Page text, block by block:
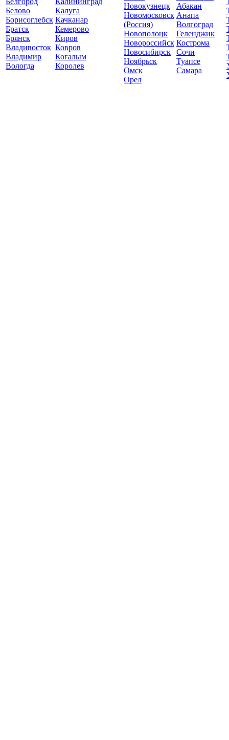
Белово
Борисоглебск
Братск
Брянск
Владивосток
Владимир
Вологда
Калуга
Качканар
Кемерово
Киров
Ковров
Когалым
Королев
Новокузнецк
Новомосковск
(Россия)
Новополоцк
Новороссийск
Новосибирск
Ноябрьск
Омск
Орел
Абакан
Анапа
Волгоград
Геленджик
Кострома
Сочи
Туапсе
Самара